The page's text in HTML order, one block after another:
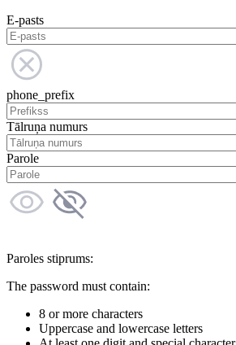
E-pasts
phone_prefix
Tālruņa numurs
Parole
Paroles stiprums:
The password must contain:
8 or more characters
Uppercase and lowercase letters